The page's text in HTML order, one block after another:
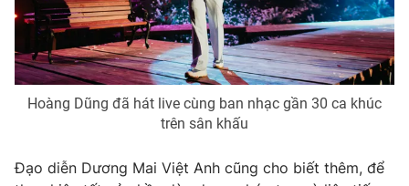
Cơ quan chủ quản:Đài Truyền hình Việt Nam
Cơ quan báo chí:Thời báo VTV
Giấy phép hoạt động báo in và báo điện tử số 483/GP-BTTTT
Tổng Biên tập:Vũ Thanh Thủy
Nguyễn Trọng Ninh
Hoàng Dũng đã hát live cùng ban nhạc gần 30 ca khúc
trên sân khấu
Đạo diễn Dương Mai Việt Anh cũng cho biết thêm, để